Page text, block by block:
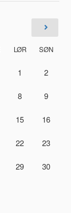
LØR SØN
1 2
8 9
15 16
22 23
29 30